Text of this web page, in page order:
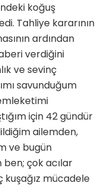
koğuş
Tahliye kararının
ardından
verdiğini
ve sevinç
savunduğum
için 42 gündür
ailemden,
ve bugün
ben; çok acılar
kuşağız mücadele